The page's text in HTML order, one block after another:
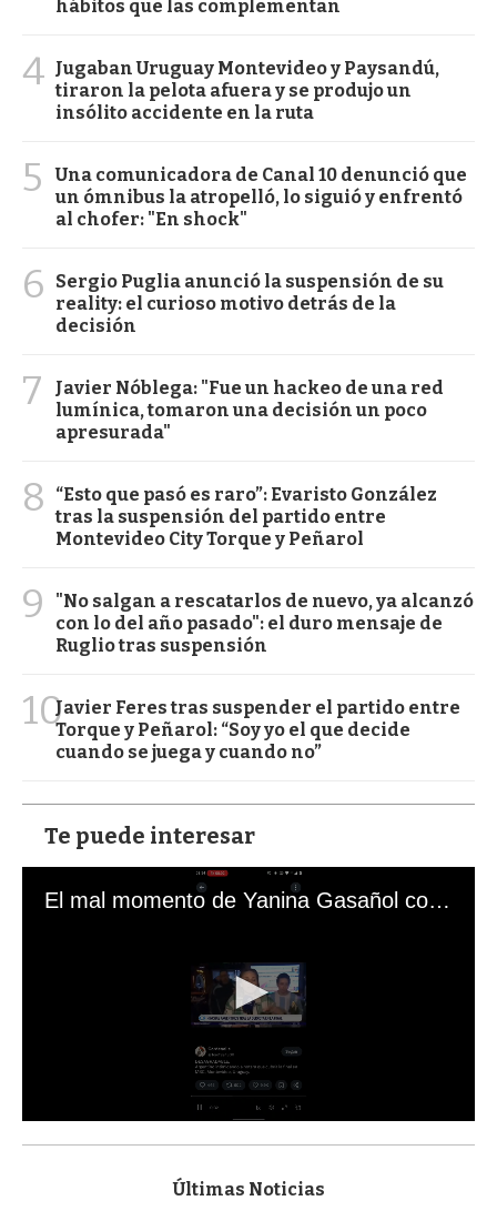
hábitos que las complementan
4 Jugaban Uruguay Montevideo y Paysandú,
tiraron la pelota afuera y se produjo un
insólito accidente en la ruta
5
Una comunicadora de Canal 10 denunció que
un ómnibus la atropelló, lo siguió y enfrentó
al chofer: "En shock"
6
Sergio Puglia anunció la suspensión de su
reality: el curioso motivo detrás de la
decisión
7
Javier Nóblega: "Fue un hackeo de una red
lumínica, tomaron una decisión un poco
apresurada"
8
“Esto que pasó es raro”: Evaristo González
tras la suspensión del partido entre
Montevideo City Torque y Peñarol
9
"No salgan a rescatarlos de nuevo, ya alcanzó
con lo del año pasado": el duro mensaje de
Ruglio tras suspensión
10Javier Feres tras suspender el partido entre
Torque y Peñarol: “Soy yo el que decide
cuando se juega y cuando no”
Te puede interesar
El mal momento de Yanina Gasañol con un hincha argentino en "Subrayado"
s
Últimas Noticias